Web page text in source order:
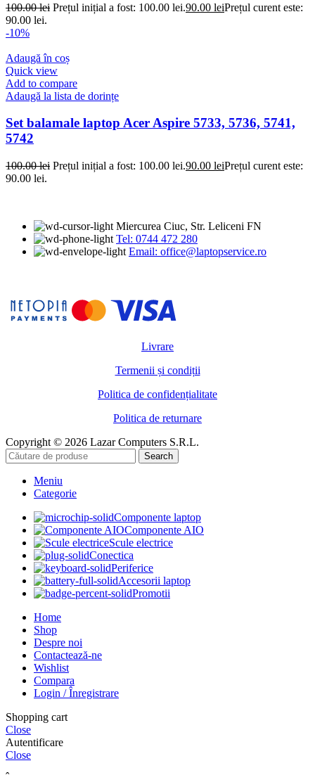
100.00lei Prețul inițial a fost: 100.00 lei.90.00 leiPrețul curent este:
90.00 lei.
-10%
Adaugă în coș
Quick view
Add to compare
Adaugă la lista de dorințe
Set balamale laptop Acer Aspire 5733, 5736, 5741,
5742
100.00lei Prețul inițial a fost: 100.00 lei.90.00 leiPrețul curent este:
90.00 lei.
Miercurea Ciuc, Str. Leliceni FN
Tel: 0744 472 280
Email: office@laptopservice.ro
Livrare
Termenii și condiții
Politica de confidențialitate
Politica de returnare
Copyright © 2026 Lazar Computers S.R.L.
Search
Meniu
Categorie
Componente laptop
Componente AIO
Scule electrice
Conectica
Periferice
Accesorii laptop
Promotii
Home
Shop
Despre noi
Contactează-ne
Wishlist
Compara
Login / Înregistrare
Shopping cart
Close
Autentificare
Close